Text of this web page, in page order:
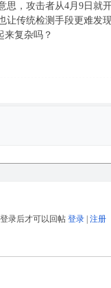
，攻击者从4月9日就
传统检测手段更难发
来复杂吗？
录后才可以回帖 登录 注册